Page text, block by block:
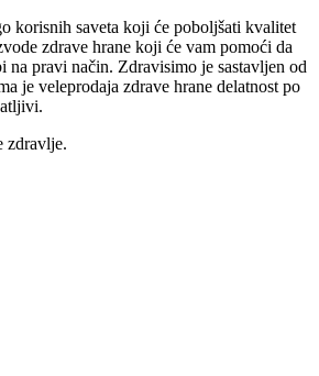
korisnih saveta koji će poboljšati kvalitet
zdrave hrane koji će vam pomoći da
na pravi način. Zdravisimo je sastavljen od
je veleprodaja zdrave hrane delatnost po
zdravlje.